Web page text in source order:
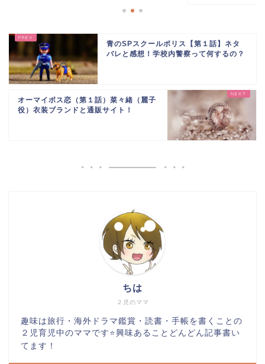
青のSPスクールポリス【第１話】ネタ
バレと感想！学校内警察って何するの？
オーマイボス恋（第１話）菜々緒（麗子
役）衣装ブランドと通販サイト！
２児のママ
ちは
趣味は旅行・海外ドラマ鑑賞・読書・手帳を書くことの
２児育児中のママです⭐️興味あることどんどん記事書い
てます！